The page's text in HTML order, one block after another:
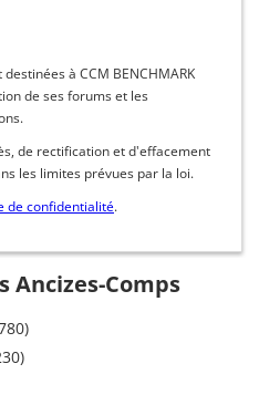
à CCM BENCHMARK
de ses forums et les
de rectification et d'effacement
les limites prévues par la loi.
de confidentialité.
Ancizes-Comps